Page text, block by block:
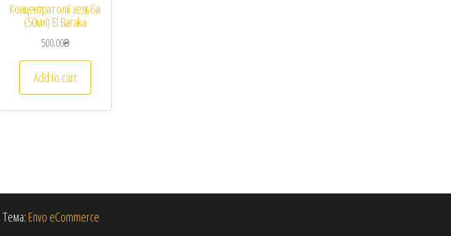
Концентрат олії хельби
(50мл) El Baraka
500.00₴
Add to cart
Тема: Envo eCommerce